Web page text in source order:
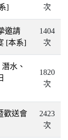
]
次
邀請
[本系]
1404
次
水、
1820
次
歡送會
2423
次